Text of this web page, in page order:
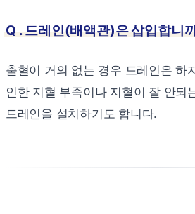
Q . 드레인(배액관)은 삽입합니
출혈이 거의 없는 경우 드레인은 하
인한 지혈 부족이나 지혈이 잘 안되
드레인을 설치하기도 합니다.